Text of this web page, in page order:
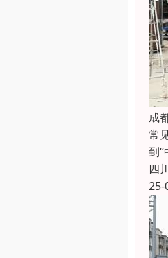
成
常
到
四
25-